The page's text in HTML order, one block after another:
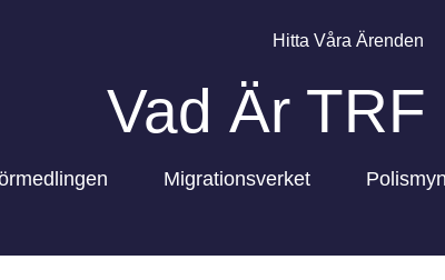
Hitta Våra Ärenden
Vad Är TRF
Migrationsverket